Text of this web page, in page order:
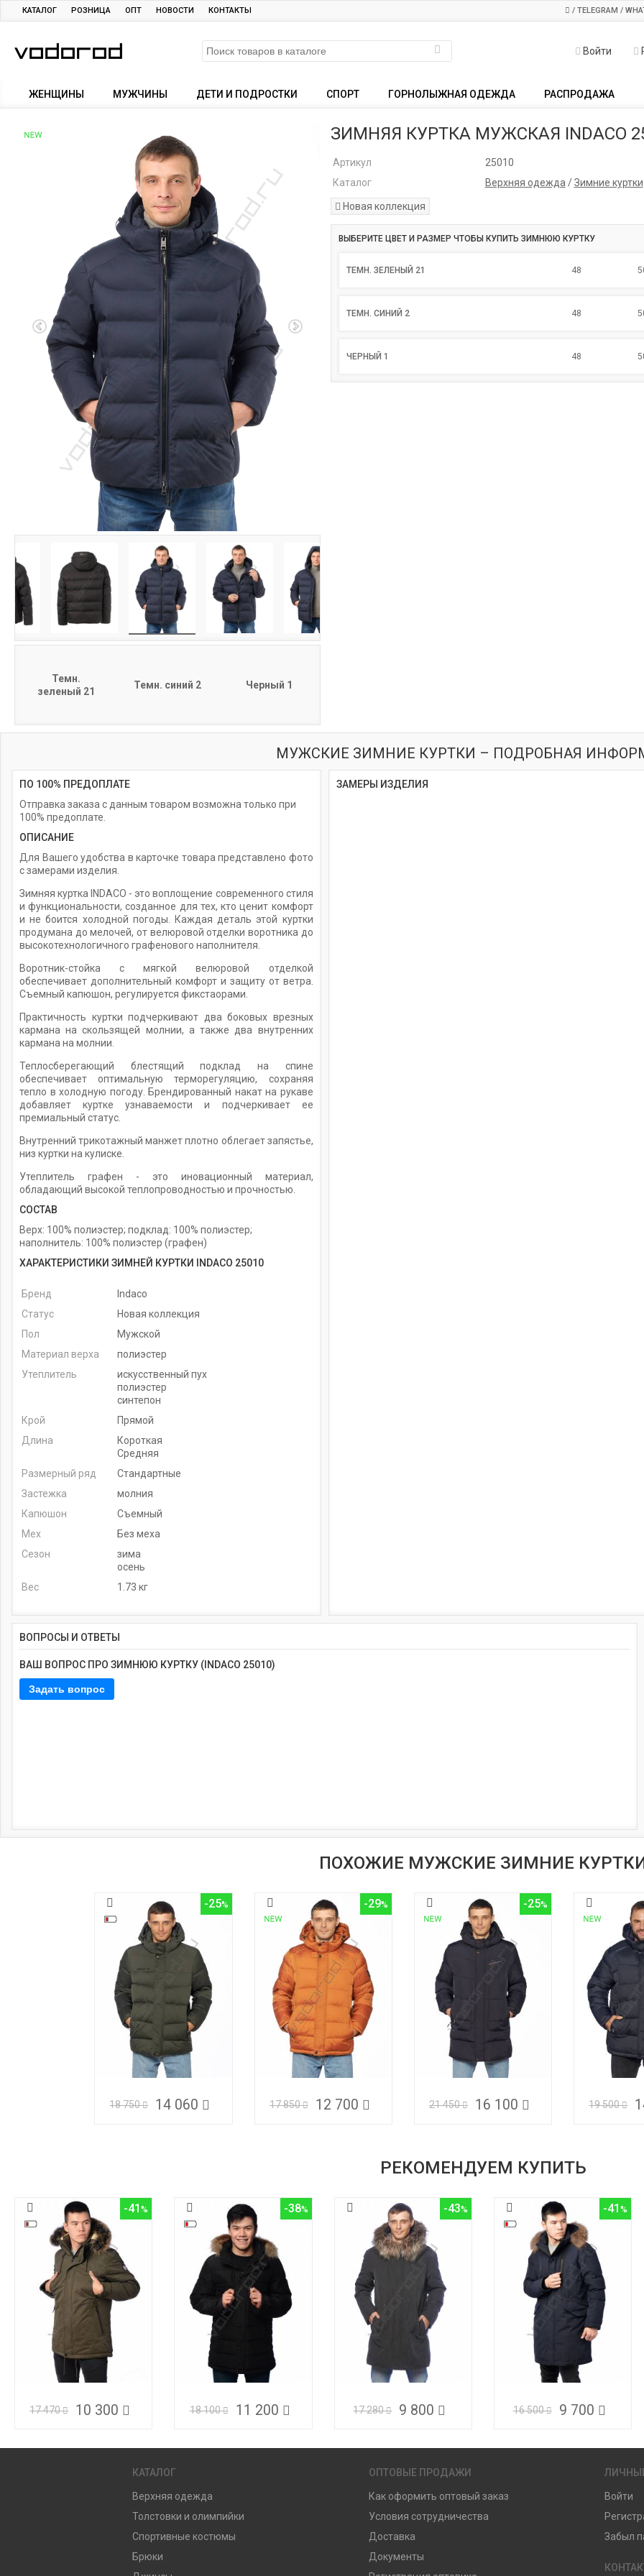
КАТАЛОГ РОЗНИЦА ОПТ НОВОСТИ КОНТАКТЫ / TELEGRAM /
Войти
ЖЕНЩИНЫ МУЖЧИНЫ ДЕТИ И ПОДРОСТКИ СПОРТ ГОРНОЛЫЖНАЯ ОДЕЖДА РАСПРОДАЖА
Темн.
зеленый 21
Темн. синий 2 Черный 1
ЗИМНЯЯ КУРТКА МУЖСКАЯ INDACO
Артикул
25010
Каталог
Верхняя одежда /Зимние куртки
Новая коллекция
ВЫБЕРИТЕ ЦВЕТ И РАЗМЕР ЧТОБЫ КУПИТЬ ЗИМНЮЮ КУРТКУ
ТЕМН. ЗЕЛЕНЫЙ 21 48
ТЕМН. СИНИЙ 2 48
ЧЕРНЫЙ 1 48
МУЖСКИЕ ЗИМНИЕ КУРТКИ – ПОДРОБНАЯ
ПО 100% ПРЕДОПЛАТЕ
Отправка заказа с данным товаром возможна только при
100% предоплате.
ОПИСАНИЕ
Для Вашего удобства в карточке товара представлено фото
с замерами изделия.
Зимняя куртка INDACO - это воплощение современного стиля
и функциональности, созданное для тех, кто ценит комфорт
и не боится холодной погоды. Каждая деталь этой куртки
продумана до мелочей, от велюровой отделки воротника до
высокотехнологичного графенового наполнителя.
Воротник-стойка с мягкой велюровой отделкой
обеспечивает дополнительный комфорт и защиту от ветра.
Съемный капюшон, регулируется фикстаорами.
Практичность куртки подчеркивают два боковых врезных
кармана на скользящей молнии, а также два внутренних
кармана на молнии.
Теплосберегающий блестящий подклад на спине
обеспечивает оптимальную терморегуляцию, сохраняя
тепло в холодную погоду. Брендированный накат на рукаве
добавляет куртке узнаваемости и подчеркивает ее
премиальный статус.
Внутренний трикотажный манжет плотно облегает запястье,
низ куртки на кулиске.
Утеплитель графен - это иновационный материал,
обладающий высокой теплопроводностью и прочностью.
СОСТАВ
Верх: 100% полиэстер; подклад: 100% полиэстер;
наполнитель: 100% полиэстер (графен)
ХАРАКТЕРИСТИКИ ЗИМНЕЙ КУРТКИ INDACO 25010
Бренд
Indaco
Статус
Новая коллекция
Пол
Мужской
Материал верха
полиэстер
Утеплитель
искусственный пух
полиэстер
синтепон
Крой
Прямой
Длина
Короткая
Средняя
Размерный ряд
Стандартные
Застежка
молния
Капюшон
Съемный
Мех
Без меха
Сезон
зима
осень
Вес
1.73 кг
ЗАМЕРЫ ИЗДЕЛИЯ
ВОПРОСЫ И ОТВЕТЫ
ВАШ ВОПРОС ПРО ЗИМНЮЮ КУРТКУ (INDACO 25010)
ПОХОЖИЕ МУЖСКИЕ ЗИМНИЕ
-25
18 750 14 060
-29
17 850 12 700
-25
21 450 16 100 19 500
РЕКОМЕНДУЕМ КУПИТЬ
-41
17 470 10 300
-38
18 100 11 200
-43
17 280 9 800
-41
16 500 9 700
КАТАЛОГ
Верхняя одежда
Толстовки и олимпийки
Спортивные костюмы
Брюки
ОПТОВЫЕ ПРОДАЖИ
Как оформить оптовый заказ
Условия сотрудничества
Доставка
Документы
Войти
Забыл